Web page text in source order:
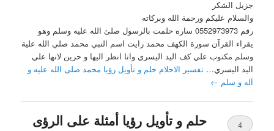
جزيل الشكر
والسلام عليكم ورحمة الله وبركاته
رقم 0552973973 ساره حلمت بالرسول صلئ الله عليه وسلم وهو
يقراء القرآن سورة الكهف محمد رايت اسم النبي محمد صلي الله علية
وسلم مكتوب علي كف اليد اليسري وانا انظر اليها و حزين لانها علي
اليد اليسري…تفسير الاحلام حلم و تأويل رؤيا محمد صلى الله عليه و
آله و سلم ←
حلم و تأويل رؤيا أمثلة على الرؤى
4